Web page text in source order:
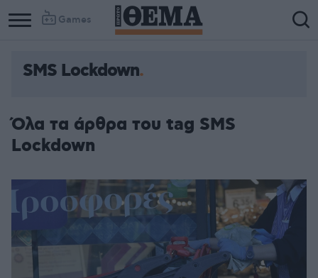
Games
SMS Lockdown
Όλα τα άρθρα του tag SMS
Lockdown